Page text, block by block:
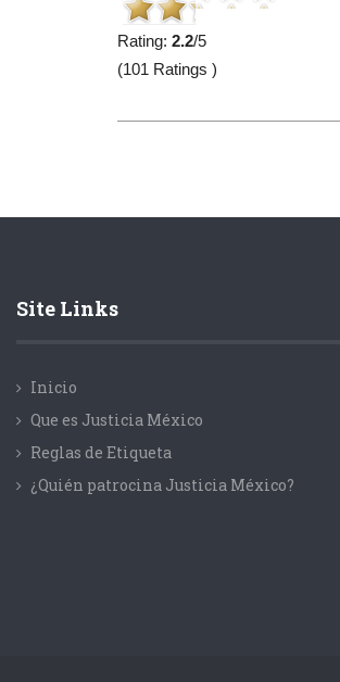
Rating:2.2/5
(101 Ratings )
Site Links
Inicio
Que es Justicia México
Reglas de Etiqueta
¿Quién patrocina Justicia México?